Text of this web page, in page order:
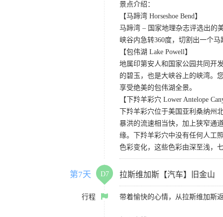
景点介绍：
【马蹄湾 Horseshoe Bend】
马蹄湾 – 国家地理杂志评选出的
峡谷内急转360度，切割出一个
【包伟湖 Lake Powell】
地属印第安人和国家公园共同开
的碧玉，也是大峡谷上的峡湾。
享受绝美的包伟湖全景。
【下羚羊彩穴 Lower Antelope
下羚羊彩穴位于美国亚利桑纳
暴洪的流速相当快，加上狭窄通
缘。下羚羊彩穴中没有任何人工
色彩变化，这些色彩由深至浅，
第7天 D7 拉斯维加斯【汽车】旧金山
行程 带着愉快的心情，从拉斯维加斯